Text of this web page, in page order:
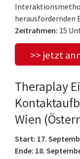
herausfordernden
Zeitrahmen: 15
>> jetzt
Theraplay
Wien
Start: 17.
Ende: 18.